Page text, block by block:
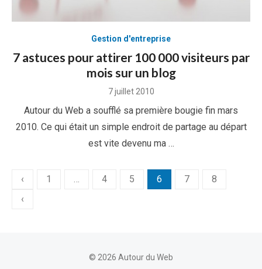
Gestion d'entreprise
7 astuces pour attirer 100 000 visiteurs par
mois sur un blog
Posted
7 juillet 2010
Autour du Web a soufflé sa première bougie fin mars
2010. Ce qui était un simple endroit de partage au départ
est vite devenu ma …
Pagination
des
‹ 1 … 4 5 6 7
8
‹
© 2026 Autour du Web